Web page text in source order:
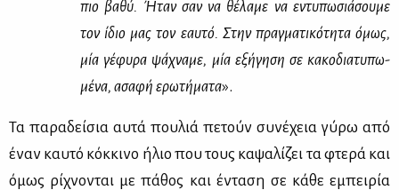
πιο βα­θύ. Ήταν σαν να θέ­λα­με να εντυ­πω­σιά­σου­με
τον ίδιο μας τον εαυ­τό. Στην πραγ­μα­τι­κό­τη­τα όμως,
μία γέ­φυ­ρα ψά­χνα­με, μία εξή­γη­ση σε κα­κο­δια­τυ­πω­
μέ­να, ασα­φή ερω­τή­μα­τα».
Τα πα­ρα­δεί­σια αυ­τά που­λιά πε­τούν συ­νέ­χεια γύ­ρω από
έναν καυ­τό κόκ­κι­νο ήλιο που τους κα­ψα­λί­ζει τα φτε­ρά και
όμως ρί­χνο­νται με πά­θος και έντα­ση σε κά­θε εμπει­ρία